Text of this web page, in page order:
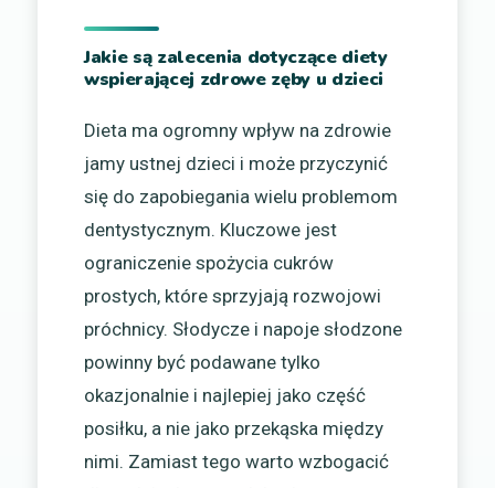
Jakie są zalecenia dotyczące diety
wspierającej zdrowe zęby u dzieci
Dieta ma ogromny wpływ na zdrowie
jamy ustnej dzieci i może przyczynić
się do zapobiegania wielu problemom
dentystycznym. Kluczowe jest
ograniczenie spożycia cukrów
prostych, które sprzyjają rozwojowi
próchnicy. Słodycze i napoje słodzone
powinny być podawane tylko
okazjonalnie i najlepiej jako część
posiłku, a nie jako przekąska między
nimi. Zamiast tego warto wzbogacić